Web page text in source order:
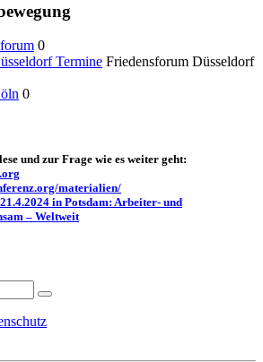
0
Termine Friedensforum Düsseldorf
0
und zur Frage wie es weiter geht:
materialien/
in Potsdam: Arbeiter- und
– Weltweit